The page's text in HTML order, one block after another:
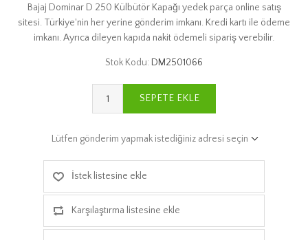
Bajaj Dominar D 250 Külbütör Kapağı yedek parça online satış
sitesi. Türkiye'nin her yerine gönderim imkanı. Kredi kartı ile ödeme
imkanı. Ayrıca dileyen kapıda nakit ödemeli sipariş verebilir.
Stok Kodu: DM2501066
SEPETE EKLE
Lütfen gönderim yapmak istediğiniz adresi seçin
İstek listesine ekle
Karşılaştırma listesine ekle